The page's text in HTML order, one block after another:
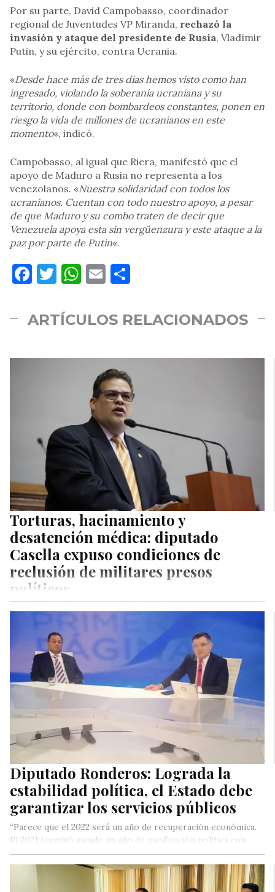
Por su parte, David Campobasso, coordinador
regional de Juventudes VP Miranda, rechazó la
invasión y ataque del presidente de Rusia, Vladímir
Putin, y su ejército, contra Ucrania.
«Desde hace más de tres días hemos visto como han
ingresado, violando la soberanía ucraniana y su
territorio, donde con bombardeos constantes, ponen en
riesgo la vida de millones de ucranianos en este
momento«, indicó.
Campobasso, al igual que Riera, manifestó que el
apoyo de Maduro a Rusia no representa a los
venezolanos. «Nuestra solidaridad con todos los
ucranianos. Cuentan con todo nuestro apoyo, a pesar
de que Maduro y su combo traten de decir que
Venezuela apoya esta sin vergüenzura y este ataque a la
paz por parte de Putin«.
Facebook
Twitter
WhatsApp
Email
ARTÍCULOS RELACIONADOS
Torturas, hacinamiento y
desatención médica: diputado
Casella expuso condiciones de
reclusión de militares presos
políticos
Seguridad del legítimo Parlamento, Franco Casella, expuso
este martes las condiciones inhumanas…
Diputado Ronderos: Lograda la
estabilidad política, el Estado debe
garantizar los servicios públicos
“Parece que el 2022 será un año de recuperación económica.
El 2021 terminó siendo un año de pacificación política con…